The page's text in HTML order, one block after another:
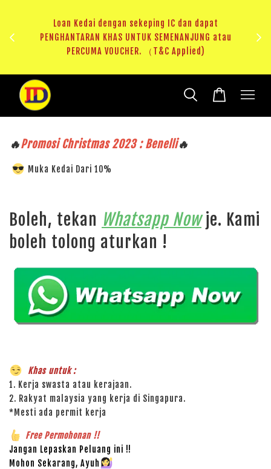
Loan Kedai dengan sekeping IC dan dapat
PENGHANTARAN KHAS UNTUK SEMENANJUNG atau
PERCUMA VOUCHER. （T&C Applied)
🔥Promosi Christmas 2023 : Benelli🔥
Muka Kedai Dari 10%
Boleh, tekan Whatsapp Nowje. Kami
boleh tolong aturkan !
Khas untuk :
1. Kerja swasta atau kerajaan.
2. Rakyat malaysia yang kerja di Singapura.
*Mesti ada permit kerja
Free Permohonan !!
Jangan Lepaskan Peluang ini !!
Mohon Sekarang, Ayuh